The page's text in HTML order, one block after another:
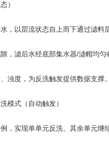
）
以层流状态自上而下通过滤料层
滤后水经底部集水器/滤帽均匀
度，为反洗触发提供数据支撑。
式（自动触发）
实现单单元反洗、其余单元继